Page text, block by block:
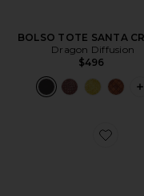
BOLSO TOTE SANTA
Dragon Diffusion
$496
Favorite